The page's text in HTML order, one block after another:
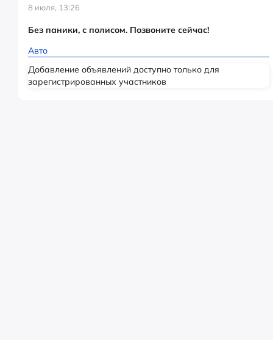
8 июля, 13:26
Без паники, с полисом. Позвоните сейчас!
Авто
Добавление объявлений доступно только для
зарегистрированных участников